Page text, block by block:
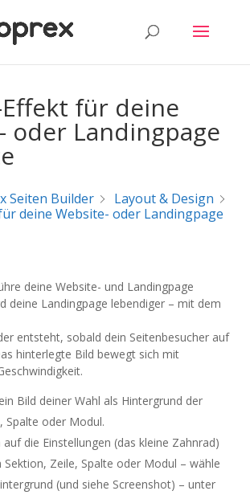
für deine
oder Landingpage
Seiten Builder
Layout & Design
deine Website- oder Landingpage
deine Website- und Landingpage
deine Landingpage lebendiger – mit dem
entsteht, sobald dein Seitenbesucher auf
hinterlegte Bild bewegt sich mit
. ​
Bild deiner Wahl als Hintergrund der
Spalte oder Modul.
auf die Einstellungen (das kleine Zahnrad)
Sektion, Zeile, Spalte oder Modul – wähle
(und siehe Screenshot) – unter